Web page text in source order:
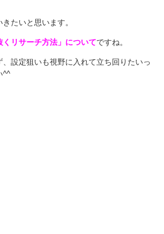
たいと思います。
リサーチ方法」についてですね。
設定狙いも視野に入れて立ち回りたいっ
^^